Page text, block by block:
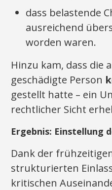
dass belastende
ausreichend
worden waren.
Hinzu kam, dass die
geschädigte Person
gestellt hatte – ein
rechtlicher Sicht
Ergebnis: Einstellung
Dank der
strukturierten
kritischen